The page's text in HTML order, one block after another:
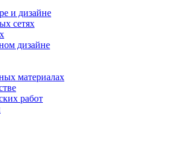
и дизайне
сетях
дизайне
материалах
работ